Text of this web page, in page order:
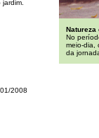
Natureza
No
meio-dia,
da
2008